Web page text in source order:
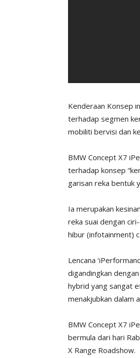
Kenderaan Konsep
terhadap segmen
mobiliti bervisi dan
BMW Concept X7
terhadap konsep
garisan reka bentuk
Ia merupakan
reka suai dengan
hibur (infotainment)
Lencana
digandingkan
hybrid yang sangat
menakjubkan dalam
BMW Concept X7
bermula dari hari
X Range Roadshow.